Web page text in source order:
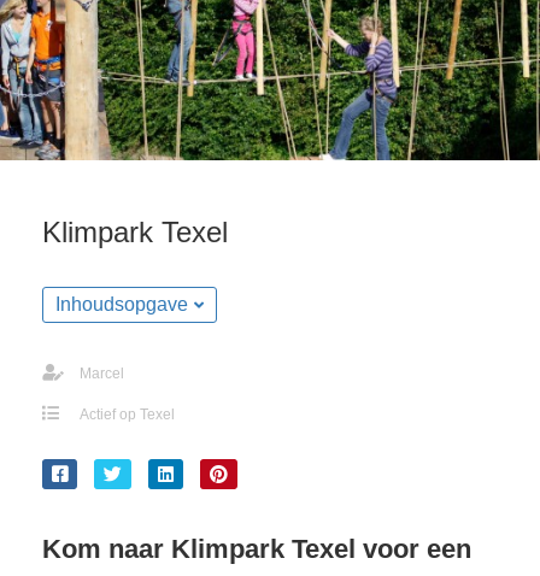
Klimpark Texel
Inhoudsopgave
Marcel
Actief op Texel
Kom naar Klimpark Texel voor een